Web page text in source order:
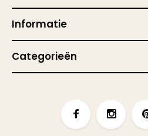
Informatie
Categorieën